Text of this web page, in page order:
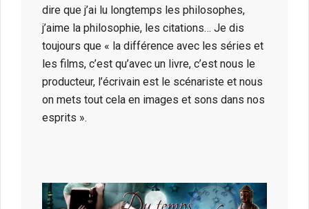
dire que j’ai lu longtemps les philosophes,
j’aime la philosophie, les citations… Je dis
toujours que « la différence avec les séries et
les films, c’est qu’avec un livre, c’est nous le
producteur, l’écrivain est le scénariste et nous
on mets tout cela en images et sons dans nos
esprits ».